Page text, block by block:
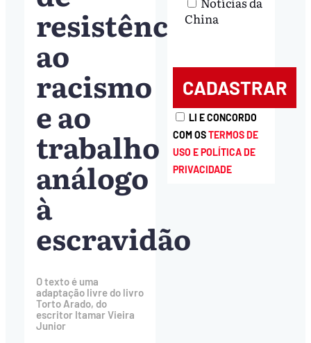
resistência
ao
racismo
e ao
trabalho
análogo
à
escravidão
O texto é uma
adaptação livre do livro
Torto Arado, do
escritor Itamar Vieira
Junior
China
LI E CONCORDO
COM OSTERMOS DE
USO E POLÍTICA DE
PRIVACIDADE